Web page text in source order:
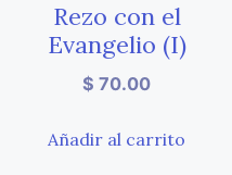
Rezo con el
Evangelio (I)
$ 70.00
Añadir al carrito